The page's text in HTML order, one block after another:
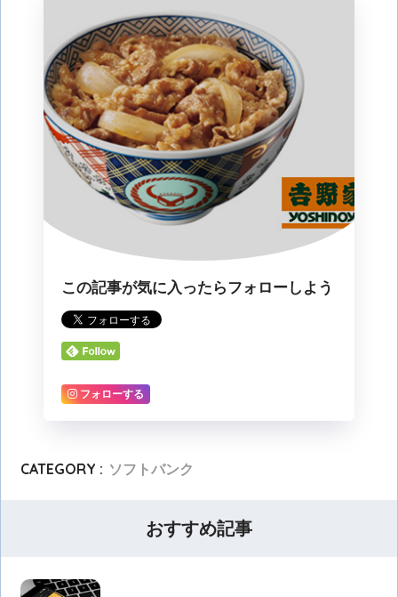
この記事が気に入ったらフォローしよう
フォローする
CATEGORY : ソフトバンク
おすすめ記事